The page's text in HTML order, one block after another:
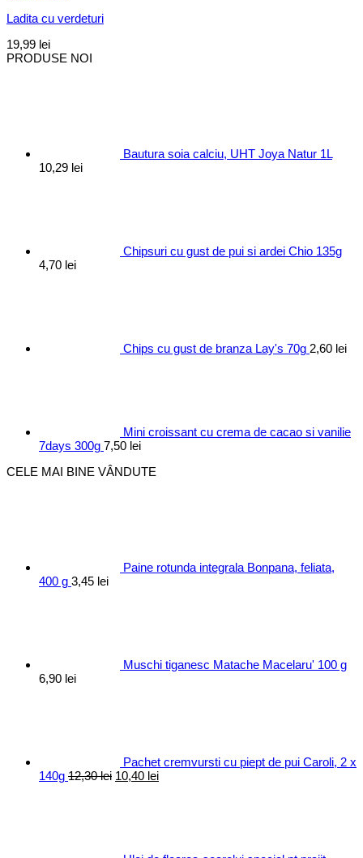
Ladita cu verdeturi
19,99 lei
PRODUSE NOI
Bautura soia calciu, UHT Joya Natur 1L
10,29 lei
Chipsuri cu gust de pui si ardei Chio 135g
4,70 lei
Chips cu gust de branza Lay's 70g 2,60 lei
Mini croissant cu crema de cacao si vanilie
7days 300g 7,50 lei
CELE MAI BINE VÂNDUTE
Paine rotunda integrala Bonpana, feliata,
400 g 3,45 lei
Muschi tiganesc Matache Macelaru' 100 g
6,90 lei
Pachet cremvursti cu piept de pui Caroli, 2 x
140g 12,30lei Prețul
10,40 leiPrețul